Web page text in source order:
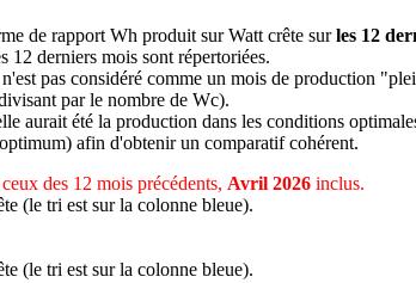
de rapport Wh produit sur Watt crête surles 12
12 derniers mois sont répertoriées.
pas considéré comme un mois de production
par le nombre de Wc).
aurait été la production dans les conditions
afin d'obtenir un comparatif cohérent.
des 12 mois précédents, Avril 2026inclus.
(le tri est sur la colonne bleue).
(le tri est sur la colonne bleue).